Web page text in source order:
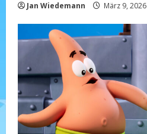
Jan Wiedemann März 9, 2026